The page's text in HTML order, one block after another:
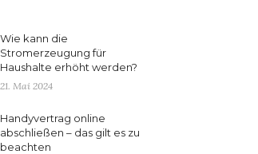
Wie kann die
Stromerzeugung für
Haushalte erhöht werden?
21. Mai 2024
Handyvertrag online
abschließen – das gilt es zu
beachten